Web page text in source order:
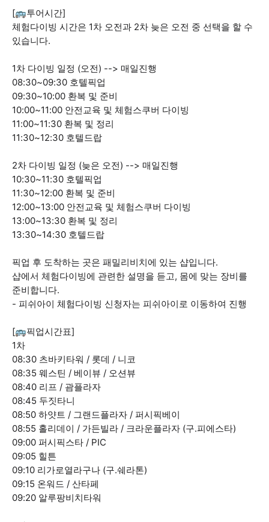
[🚌투어시간]
체험다이빙 시간은 1차 오전과 2차 늦은 오전 중 선택을 할 수
있습니다.
1차 다이빙 일정 (오전) --> 매일진행
08:30~09:30 호텔픽업
09:30~10:00 환복 및 준비
10:00~11:00 안전교육 및 체험스쿠버 다이빙
11:00~11:30 환복 및 정리
11:30~12:30 호텔드랍
2차 다이빙 일정 (늦은 오전) --> 매일진행
10:30~11:30 호텔픽업
11:30~12:00 환복 및 준비
12:00~13:00 안전교육 및 체험스쿠버 다이빙
13:00~13:30 환복 및 정리
13:30~14:30 호텔드랍
픽업 후 도착하는 곳은 패밀리비치에 있는 샵입니다.
샵에서 체험다이빙에 관련한 설명을 듣고, 몸에 맞는 장비를
준비합니다.
- 피쉬아이 체험다이빙 신청자는 피쉬아이로 이동하여 진행
[🚌픽업시간표]
1차
08:30 츠바키타워 / 롯데 / 니코
08:35 웨스틴 / 베이뷰 / 오션뷰
08:40 리프 / 괌플라자
08:45 두짓타니
08:50 하얏트 / 그랜드플라자 / 퍼시픽베이
08:55 홀리데이 / 가든빌라 / 크라운플라자 (구.피에스타)
09:00 퍼시픽스타 / PIC
09:05 힐튼
09:10 리가로열라구나 (구.쉐라톤)
09:15 온워드 / 산타페
09:20 알루팡비치타워